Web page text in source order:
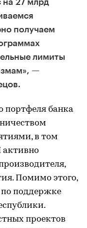
на 27 млрд
получаем
лимиты
—
портфеля банка
в том
Помимо этого,
по поддержке
проектов